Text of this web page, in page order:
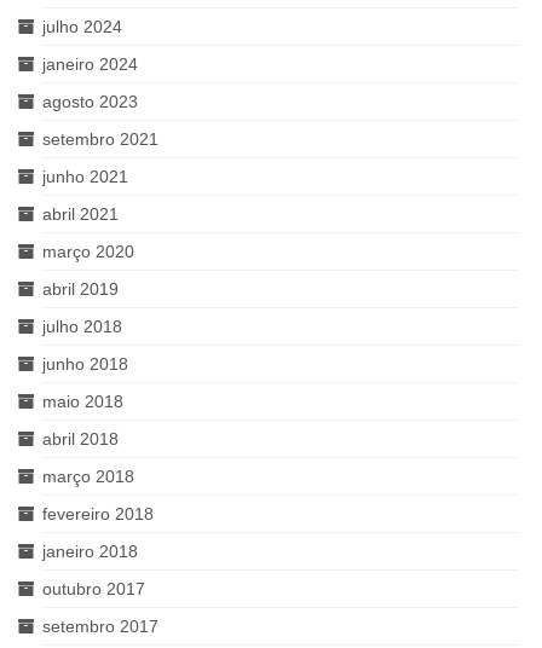
julho 2024
janeiro 2024
agosto 2023
setembro 2021
junho 2021
abril 2021
março 2020
abril 2019
julho 2018
junho 2018
maio 2018
abril 2018
março 2018
fevereiro 2018
janeiro 2018
outubro 2017
setembro 2017